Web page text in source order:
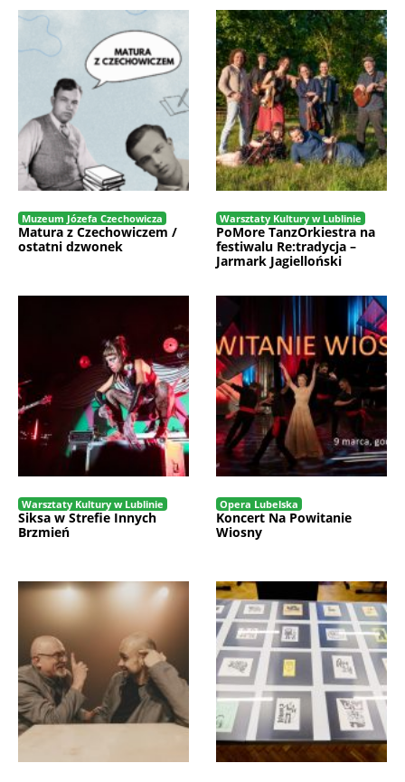
Muzeum Józefa Czechowicza
Matura z Czechowiczem /
ostatni dzwonek
Warsztaty Kultury w Lublinie
PoMore TanzOrkiestra na
festiwalu Re:tradycja –
Jarmark Jagielloński
Warsztaty Kultury w Lublinie
Siksa w Strefie Innych
Brzmień
Opera Lubelska
Koncert Na Powitanie
Wiosny